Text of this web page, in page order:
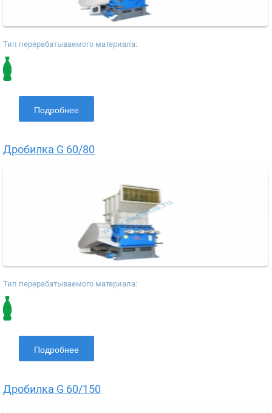
Тип перерабатываемого материала:
Подробнее
Дробилка G 60/80
Тип перерабатываемого материала:
Подробнее
Дробилка G 60/150